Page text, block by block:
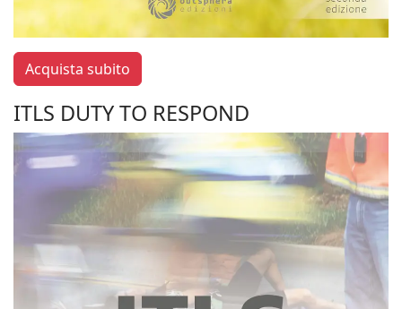
Acquista subito
ITLS DUTY TO RESPOND